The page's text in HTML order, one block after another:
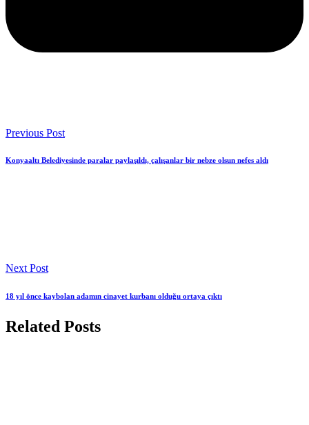
Previous Post
Konyaaltı Belediyesinde paralar paylaşıldı, çalışanlar bir nebze olsun nefes aldı
Next Post
18 yıl önce kaybolan adamın cinayet kurbanı olduğu ortaya çıktı
Related Posts